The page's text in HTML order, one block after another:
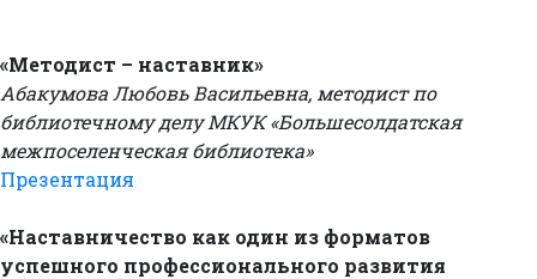
«Методист – наставник»
Абакумова Любовь Васильевна, методист по
библиотечному делу МКУК «Большесолдатская
межпоселенческая библиотека»
Презентация
«Наставничество как один из форматов
успешного профессионального развития